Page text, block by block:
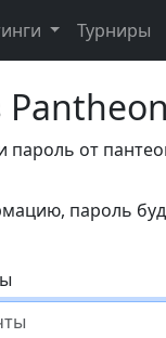
Турниры
Pantheon
пароль от
пароль